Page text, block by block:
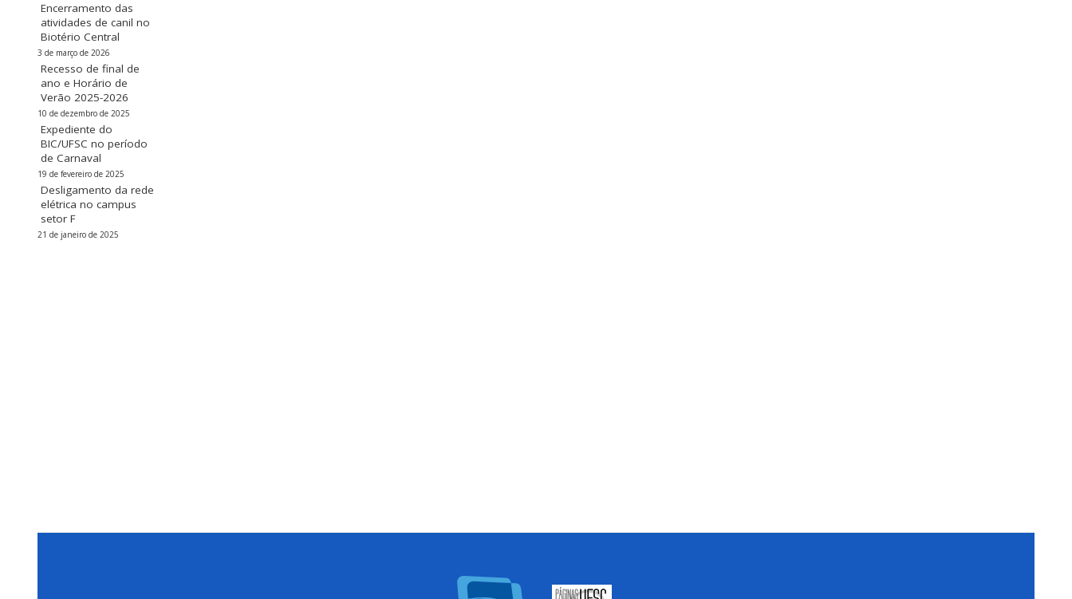
Encerramento das
atividades de canil no
Biotério Central
3 de março de 2026
Recesso de final de
ano e Horário de
Verão 2025-2026
10 de dezembro de 2025
Expediente do
BIC/UFSC no período
de Carnaval
19 de fevereiro de 2025
Desligamento da rede
elétrica no campus
setor F
21 de janeiro de 2025